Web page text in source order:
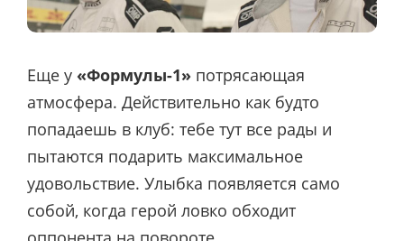
Еще у «Формулы-1» потрясающая
атмосфера. Действительно как будто
попадаешь в клуб: тебе тут все рады и
пытаются подарить максимальное
удовольствие. Улыбка появляется само
собой, когда герой ловко обходит